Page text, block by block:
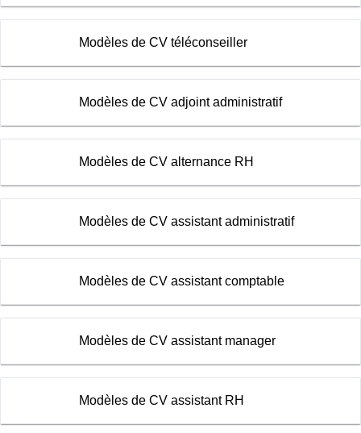
Modèles de CV téléconseiller
Modèles de CV adjoint administratif
Modèles de CV alternance RH
Modèles de CV assistant administratif
Modèles de CV assistant comptable
Modèles de CV assistant manager
Modèles de CV assistant RH